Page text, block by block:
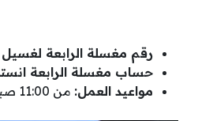
رقم مغسلة الرابعة لغسيل
حساب مغسلة الرابعة
مواعيد العمل: من 11:00 صباحًا، إلى 09:00 مساءً.